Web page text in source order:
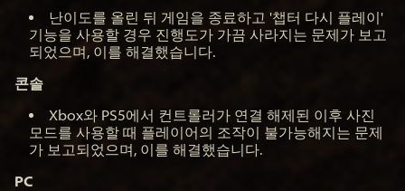
난이도를 올린 뒤 게임을 종료하고 '챕터 다시 플레이'
기능을 사용할 경우 진행도가 가끔 사라지는 문제가 보고
되었으며, 이를 해결했습니다.
콘솔
Xbox와 PS5에서 컨트롤러가 연결 해제된 이후 사진
모드를 사용할 때 플레이어의 조작이 불가능해지는 문제
가 보고되었으며, 이를 해결했습니다.
PC